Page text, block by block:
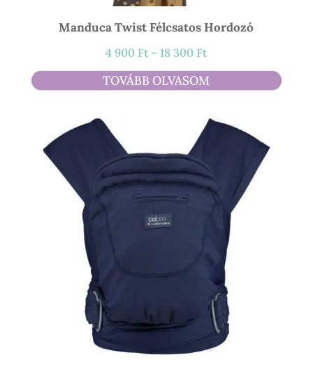
Manduca Twist Félcsatos Hordozó
4 900 Ft – 18 300 FtÁrtartomány:
4
900 Ft
TOVÁBB OLVASOM